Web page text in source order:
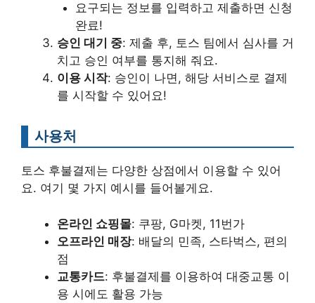
요구되는 정보를 입력하고 제출하면 신청
완료!
승인 대기 중: 제출 후, 토스 팀에서 심사를 거
치고 승인 여부를 통지해 줘요.
이용 시작: 승인이 나면, 해당 서비스로 결제
를 시작할 수 있어요!
사용처
토스 후불결제는 다양한 상점에서 이용할 수 있어
요. 여기 몇 가지 예시를 들어볼게요.
온라인 쇼핑몰: 쿠팡, G마켓, 11번가
오프라인 매장: 배달의 민족, 스타벅스, 편의
점
교통카드: 후불결제를 이용하여 대중교통 이
용 시에도 활용 가능